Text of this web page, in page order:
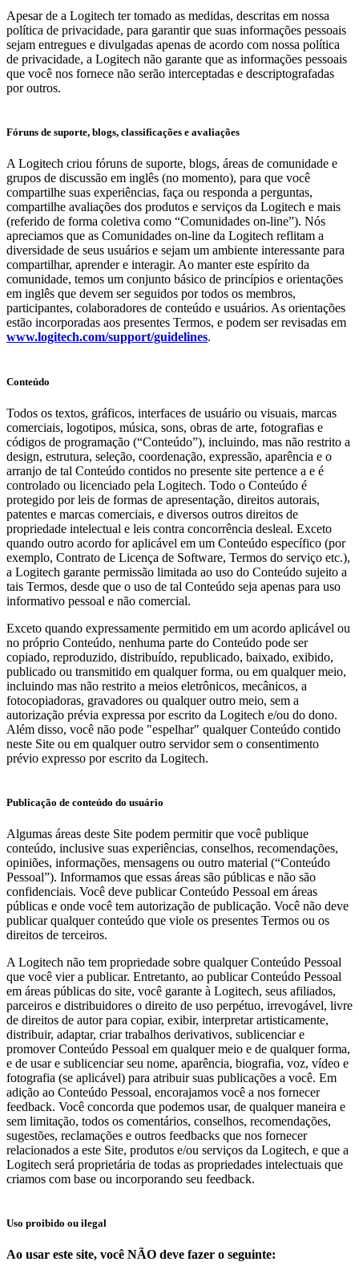
Apesar de a Logitech ter tomado as medidas, descritas em nossa
política de privacidade, para garantir que suas informações pessoais
sejam entregues e divulgadas apenas de acordo com nossa política
de privacidade, a Logitech não garante que as informações pessoais
que você nos fornece não serão interceptadas e descriptografadas
por outros.
Fóruns de suporte, blogs, classificações e avaliações
A Logitech criou fóruns de suporte, blogs, áreas de comunidade e
grupos de discussão em inglês (no momento), para que você
compartilhe suas experiências, faça ou responda a perguntas,
compartilhe avaliações dos produtos e serviços da Logitech e mais
(referido de forma coletiva como “Comunidades on-line”). Nós
apreciamos que as Comunidades on-line da Logitech reflitam a
diversidade de seus usuários e sejam um ambiente interessante para
compartilhar, aprender e interagir. Ao manter este espírito da
comunidade, temos um conjunto básico de princípios e orientações
em inglês que devem ser seguidos por todos os membros,
participantes, colaboradores de conteúdo e usuários. As orientações
estão incorporadas aos presentes Termos, e podem ser revisadas em
www.logitech.com/support/guidelines.
Conteúdo
Todos os textos, gráficos, interfaces de usuário ou visuais, marcas
comerciais, logotipos, música, sons, obras de arte, fotografias e
códigos de programação (“Conteúdo”), incluindo, mas não restrito a
design, estrutura, seleção, coordenação, expressão, aparência e o
arranjo de tal Conteúdo contidos no presente site pertence a e é
controlado ou licenciado pela Logitech. Todo o Conteúdo é
protegido por leis de formas de apresentação, direitos autorais,
patentes e marcas comerciais, e diversos outros direitos de
propriedade intelectual e leis contra concorrência desleal. Exceto
quando outro acordo for aplicável em um Conteúdo específico (por
exemplo, Contrato de Licença de Software, Termos do serviço etc.),
a Logitech garante permissão limitada ao uso do Conteúdo sujeito a
tais Termos, desde que o uso de tal Conteúdo seja apenas para uso
informativo pessoal e não comercial.
Exceto quando expressamente permitido em um acordo aplicável ou
no próprio Conteúdo, nenhuma parte do Conteúdo pode ser
copiado, reproduzido, distribuído, republicado, baixado, exibido,
publicado ou transmitido em qualquer forma, ou em qualquer meio,
incluindo mas não restrito a meios eletrônicos, mecânicos, a
fotocopiadoras, gravadores ou qualquer outro meio, sem a
autorização prévia expressa por escrito da Logitech e/ou do dono.
Além disso, você não pode "espelhar" qualquer Conteúdo contido
neste Site ou em qualquer outro servidor sem o consentimento
prévio expresso por escrito da Logitech.
Publicação de conteúdo do usuário
Algumas áreas deste Site podem permitir que você publique
conteúdo, inclusive suas experiências, conselhos, recomendações,
opiniões, informações, mensagens ou outro material (“Conteúdo
Pessoal”). Informamos que essas áreas são públicas e não são
confidenciais. Você deve publicar Conteúdo Pessoal em áreas
públicas e onde você tem autorização de publicação. Você não deve
publicar qualquer conteúdo que viole os presentes Termos ou os
direitos de terceiros.
A Logitech não tem propriedade sobre qualquer Conteúdo Pessoal
que você vier a publicar. Entretanto, ao publicar Conteúdo Pessoal
em áreas públicas do site, você garante à Logitech, seus afiliados,
parceiros e distribuidores o direito de uso perpétuo, irrevogável, livre
de direitos de autor para copiar, exibir, interpretar artisticamente,
distribuir, adaptar, criar trabalhos derivativos, sublicenciar e
promover Conteúdo Pessoal em qualquer meio e de qualquer forma,
e de usar e sublicenciar seu nome, aparência, biografia, voz, vídeo e
fotografia (se aplicável) para atribuir suas publicações a você. Em
adição ao Conteúdo Pessoal, encorajamos você a nos fornecer
feedback. Você concorda que podemos usar, de qualquer maneira e
sem limitação, todos os comentários, conselhos, recomendações,
sugestões, reclamações e outros feedbacks que nos fornecer
relacionados a este Site, produtos e/ou serviços da Logitech, e que a
Logitech será proprietária de todas as propriedades intelectuais que
criamos com base ou incorporando seu feedback.
Uso proibido ou ilegal
Ao usar este site, você NÃO deve fazer o seguinte: